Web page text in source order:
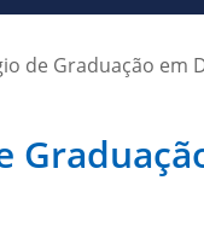
de Graduação em